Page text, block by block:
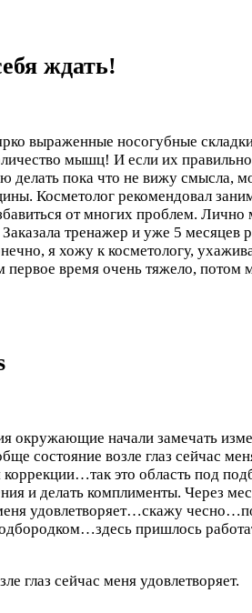
ждать!
выраженные носогубные
мышц! И если их
делать пока что не вижу смысла,
Косметолог рекомендовал
от многих проблем. Лично
тренажер и уже 5
я хожу к косметологу,
время очень тяжело,
окружающие начали замечать
состояние возле глаз сейчас
это область под
и делать комплименты. Через
удовлетворяет…скажу
пришлось
глаз сейчас меня удовлетворяет.